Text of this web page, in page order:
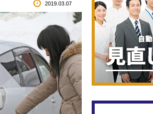
2019.03.07